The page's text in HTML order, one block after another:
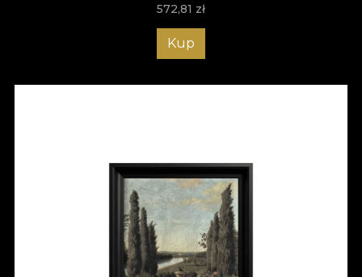
572,81 zł
Kup